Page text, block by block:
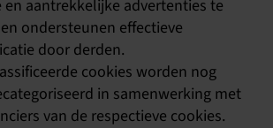
en aantrekkelijke advertenties te
ondersteunen effectieve
door derden.
cookies worden nog
in samenwerking met
van de respectieve cookies.